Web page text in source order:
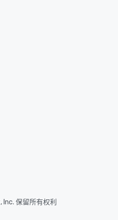
保留所有权利